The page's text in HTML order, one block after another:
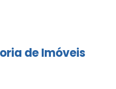
de Imóveis